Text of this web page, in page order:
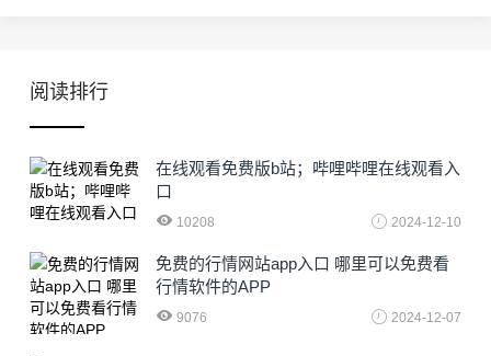
阅读排行
在线观看免费版b站；哔哩哔哩在线观看入
口
10208 2024-12-10
免费的行情网站app入口 哪里可以免费看
行情软件的APP
9076 2024-12-07